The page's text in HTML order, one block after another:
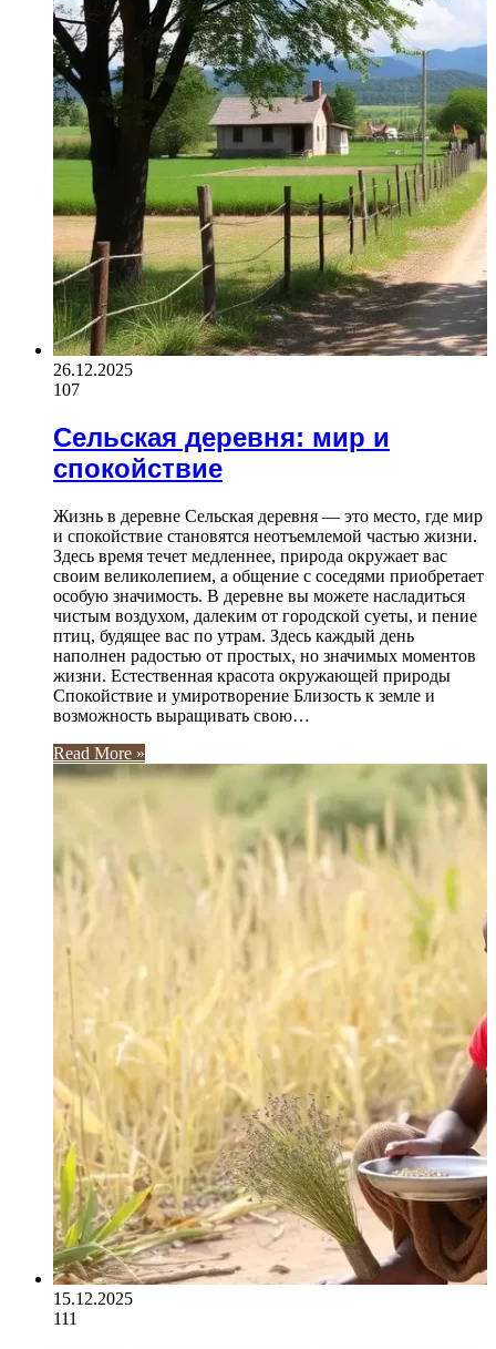
26.12.2025
107
Сельская деревня: мир и
спокойствие
Жизнь в деревне Сельская деревня — это место, где мир
и спокойствие становятся неотъемлемой частью жизни.
Здесь время течет медленнее, природа окружает вас
своим великолепием, а общение с соседями приобретает
особую значимость. В деревне вы можете насладиться
чистым воздухом, далеким от городской суеты, и пение
птиц, будящее вас по утрам. Здесь каждый день
наполнен радостью от простых, но значимых моментов
жизни. Естественная красота окружающей природы
Спокойствие и умиротворение Близость к земле и
возможность выращивать свою…
Read More »
15.12.2025
111